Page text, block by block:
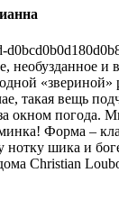
необузданное
«звериной»
такая вещь
окном погода.
Форма –
нотку шика и
Christian